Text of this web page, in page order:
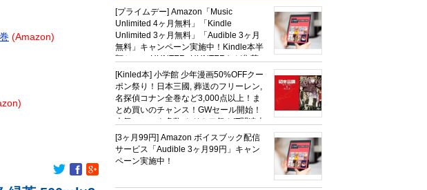
ごいわ」「こうい
である」
対する海外の反応
うな使命感を持つ
(Amazon)
[プライムデー] Amazon「Music
Unlimited 4ヶ月無料」「Kindle
Unlimited 3ヶ月無料」「Audible 3ヶ月
無料」キャンペーン実施中！Kindle本半
額セール HUNTER×HUNTERなど集英
社、無職転生,幼女戦記など
KADOKAWA、キャプテン翼100円セー
ルも！
[Kinled本] 小学館 少年漫画50%OFFクー
ポン祭り！日本三國, 葬送のフリーレン,
名探偵コナン全巻など3,000点以上！ま
とめ買いのチャンス！GWセール開始！
人気コミック多数 カドカワ祭やIT関連本
がセールに！
[3ヶ月99円] Amazon ボイスブック配信
サービス「Audible 3ヶ月99円」キャン
ペーン実施中！